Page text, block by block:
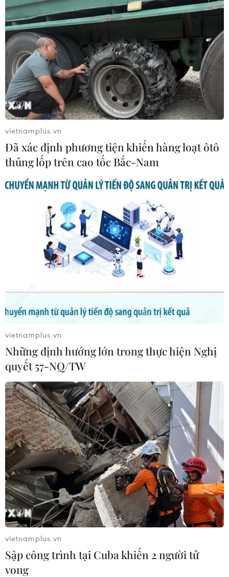
vietnamplus.vn
Đã xác định phương tiện khiến hàng loạt ôtô
thủng lốp trên cao tốc Bắc-Nam
vietnamplus.vn
Những định hướng lớn trong thực hiện Nghị
quyết 57-NQ/TW
vietnamplus.vn
Sập công trình tại Cuba khiến 2 người tử
vong